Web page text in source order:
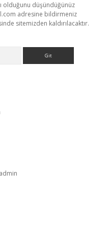
olduğunu düşündüğünüz
adresine bildirmeniz
sitemizden kaldırılacaktır.
admin